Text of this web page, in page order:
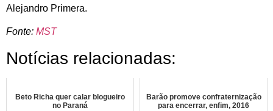
Alejandro Primera.
Fonte: MST
Notícias relacionadas:
Beto Richa quer calar blogueiro
no Paraná
Barão promove confraternização
para encerrar, enfim, 2016